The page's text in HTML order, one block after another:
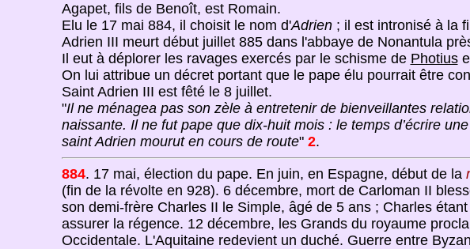
Agapet, fils de Benoît, est Romain.
Elu le 17 mai 884, il choisit le nom d'Adrien; il est intronisé à la
Adrien III meurt début juillet 885 dans l'abbaye de Nonantula
Il eut à déplorer les ravages exercés par le schisme de Photius
On lui attribue un décret portant que le pape élu pourrait être
Saint Adrien III est fêté le 8 juillet.
"Il ne ménagea pas son zèle à entretenir de bienveillantes
naissante. Il ne fut pape que dix-huit mois : le temps d’écrire
saint Adrien mourut en cours de route" 2.
884. 17 mai, élection du pape. En juin, en Espagne, début de la
(fin de la révolte en 928). 6 décembre, mort de Carloman II
son demi-frère Charles II le Simple, âgé de 5 ans ; Charles
assurer la régence. 12 décembre, les Grands du royaume
Occidentale. L'Aquitaine redevient un duché. Guerre entre